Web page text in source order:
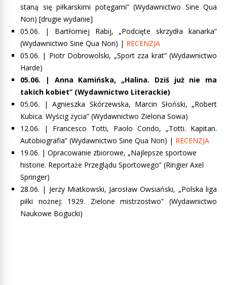
staną się piłkarskimi potęgami” (Wydawnictwo Sine Qua
Non) [drugie wydanie]
05.06. | Bartłomiej Rabij, „Podcięte skrzydła kanarka”
(Wydawnictwo Sine Qua Non) | RECENZJA
05.06. | Piotr Dobrowolski, „Sport zza krat”(Wydawnictwo
Harde)
05.06. | Anna Kamińska, „Halina. Dziś już nie ma
takich kobiet” (Wydawnictwo Literackie)
05.06. | Agnieszka Skórzewska, Marcin Słoński, „Robert
Kubica. Wyścig życia” (Wydawnictwo Zielona Sowa)
12.06. | Francesco Totti, Paolo Condo, „Totti. Kapitan.
Autobiografia” (Wydawnictwo Sine Qua Non) | RECENZJA
19.06. | Opracowanie zbiorowe, „Najlepsze sportowe
historie. Reportaże Przeglądu Sportowego” (Ringier Axel
Springer)
28.06. | Jerzy Miatkowski, Jarosław Owsiański, „Polska liga
piłki nożnej: 1929. Zielone mistrzostwo” (Wydawnictwo
Naukowe Bogucki)